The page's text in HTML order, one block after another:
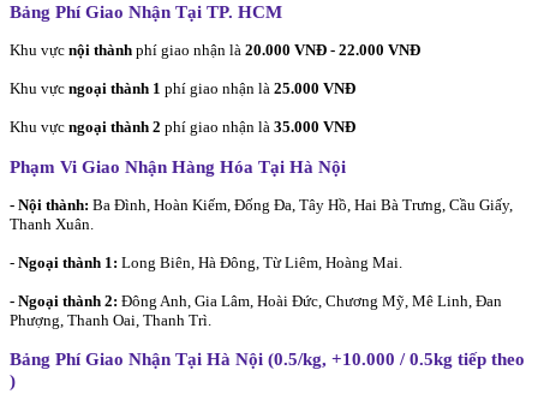
Bảng Phí Giao Nhận Tại TP. HCM
Khu vực nội thành phí giao nhận là 20.000 VNĐ - 22.000 VNĐ
Khu vực ngoại thành 1 phí giao nhận là 25.000 VNĐ
Khu vực ngoại thành 2 phí giao nhận là 35.000 VNĐ
Phạm Vi Giao Nhận Hàng Hóa Tại Hà Nội
- Nội thành: Ba Đình, Hoàn Kiếm, Đống Đa, Tây Hồ, Hai Bà Trưng, Cầu Giấy,
Thanh Xuân.
- Ngoại thành 1: Long Biên, Hà Đông, Từ Liêm, Hoàng Mai.
- Ngoại thành 2: Đông Anh, Gia Lâm, Hoài Đức, Chương Mỹ, Mê Linh, Đan
Phượng, Thanh Oai, Thanh Trì.
Bảng Phí Giao Nhận Tại Hà Nội (0.5/kg, +10.000 / 0.5kg tiếp theo
)